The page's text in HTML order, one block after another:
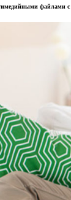
файлами с